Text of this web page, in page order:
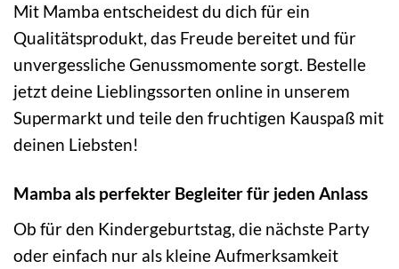
Mit Mamba entscheidest du dich für ein
Qualitätsprodukt, das Freude bereitet und für
unvergessliche Genussmomente sorgt. Bestelle
jetzt deine Lieblingssorten online in unserem
Supermarkt und teile den fruchtigen Kauspaß mit
deinen Liebsten!
Mamba als perfekter Begleiter für jeden Anlass
Ob für den Kindergeburtstag, die nächste Party
oder einfach nur als kleine Aufmerksamkeit